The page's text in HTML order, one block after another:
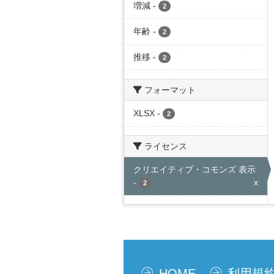
増減 - 2
年齢 - 2
推移 - 2
フォーマット
XLSX - 2
ライセンス
クリエイティブ・コモンズ 表示
-
2 x